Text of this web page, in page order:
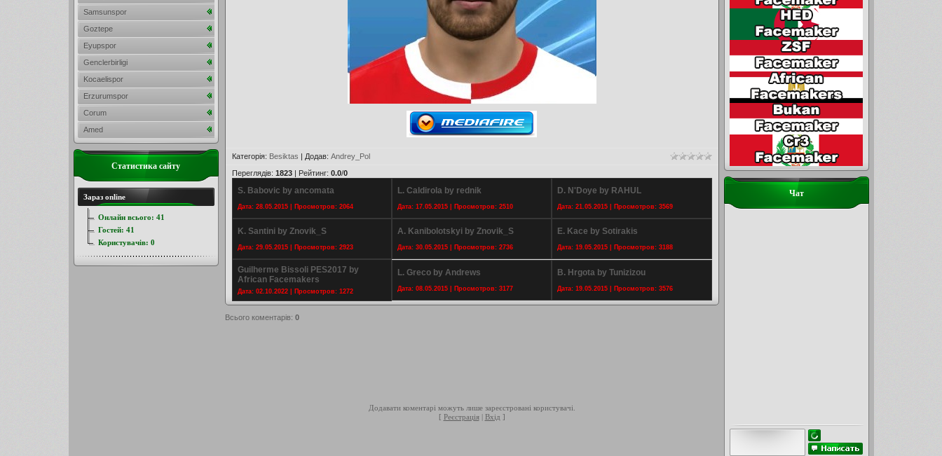
Категорія: Besiktas | Додав: Andrey_Pol
Переглядів: 1823| Рейтинг: 0.0/0
S. Babovic by ancomata
Дата: 28.05.2015 | Просмотров: 2064
L. Caldirola by rednik
Дата: 17.05.2015 | Просмотров: 2510
D. N'Doye by RAHUL
Дата: 21.05.2015 | Просмотров: 3569
K. Santini by Znovik_S
Дата: 29.05.2015 | Просмотров: 2923
A. Kanibolotskyi by Znovik_S
Дата: 30.05.2015 | Просмотров: 2736
E. Kace by Sotirakis
Дата: 19.05.2015 | Просмотров: 3188
Guilherme Bissoli PES2017 by
African Facemakers
Дата: 02.10.2022 | Просмотров: 1272
L. Greco by Andrews
Дата: 08.05.2015 | Просмотров: 3177
B. Hrgota by Tunizizou
Дата: 19.05.2015 | Просмотров: 3576
Всього коментарів: 0
Додавати коментарі можуть лише зареєстровані користувачі.
[ Реєстрація| Вхід ]
Чат
Samsunspor
Goztepe
Eyupspor
Genclerbirligi
Kocaelispor
Erzurumspor
Corum
Amed
Статистика сайту
Зараз online
Онлайн всього: 41
Гостей: 41
Користувачів: 0